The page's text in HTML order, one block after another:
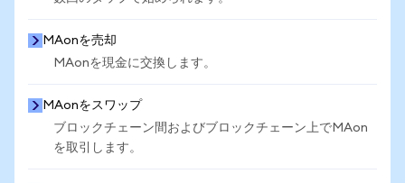
MAonを売却
MAonを現金に交換します。
MAonをスワップ
ブロックチェーン間およびブロックチェーン上でMAon
を取引します。